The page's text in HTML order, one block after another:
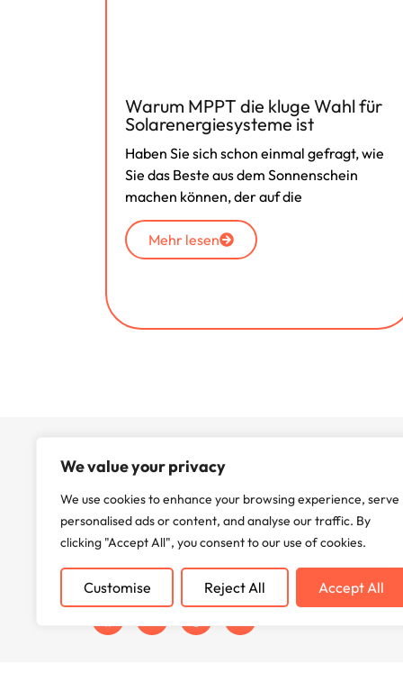
We value your privacy
We use cookies to enhance your browsing experience, serve
personalised ads or content, and analyse our traffic. By
clicking "Accept All", you consent to our use of cookies.
Customise Reject All Accept All
Warum MPPT die kluge Wahl für
Solarenergiesysteme ist
Haben Sie sich schon einmal gefragt, wie
Sie das Beste aus dem Sonnenschein
machen können, der auf die
Mehr lesen
BettSun liefert hochmoderne
Wechselrichtertechnologie, die die
Energieeffizienz und Zuverlässigkeit weltweit
verbessert. Wir engagieren uns für Innovation
und Nachhaltigkeit und versorgen Ihre Zukunft.